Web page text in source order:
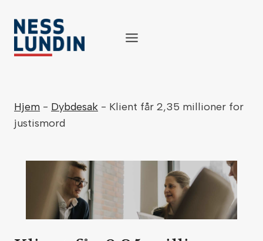
content
Hjem - Dybdesak - Klient får 2,35 millioner for
justismord